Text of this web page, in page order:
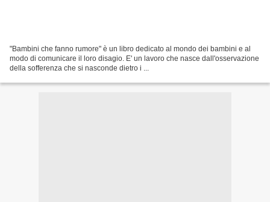
"Bambini che fanno rumore" è un libro dedicato al mondo dei bambini e al
modo di comunicare il loro disagio. E' un lavoro che nasce dall'osservazione
della sofferenza che si nasconde dietro i ...